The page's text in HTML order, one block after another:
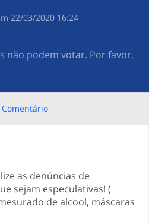
‎22/03/2020 16:24
não podem votar. Por favor,
Comentário
as denúncias de
sejam especulativas! (
de alcool, máscaras